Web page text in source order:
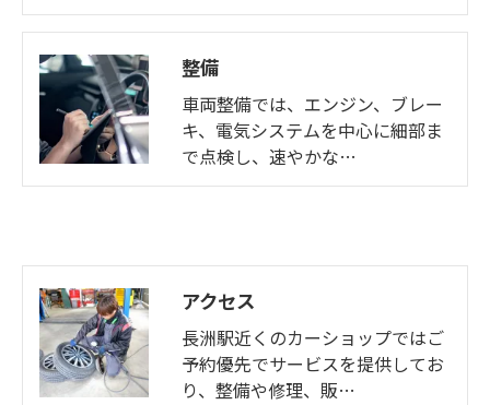
整備
車両整備では、エンジン、ブレー
キ、電気システムを中心に細部ま
で点検し、速やかな…
アクセス
長洲駅近くのカーショップではご
予約優先でサービスを提供してお
り、整備や修理、販…